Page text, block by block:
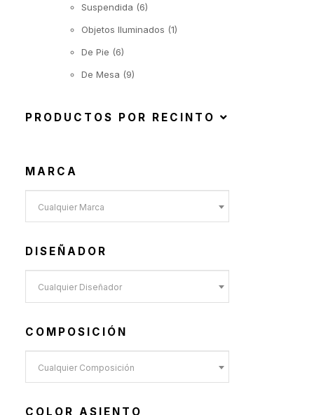
Suspendida (6)
Objetos Iluminados (1)
De Pie (6)
De Mesa (9)
Toldos y Sombrillas(2)
Apoyabrazos
(2)
Banquetas y Poufs de
(19)
Reposeras(6)
Mesas de Exterior
PRODUCTOS POR RECINTO
MARCA
Cualquier Marca
DISEÑADOR
Cualquier Diseñador
COMPOSICIÓN
Cualquier Composición
COLOR ASIENTO